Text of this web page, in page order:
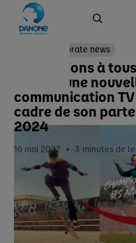
Newsroom
16 mai 2022 3 minutes de
"Champions à
dévoile une
communication
cadre de son
2024
Corporate news